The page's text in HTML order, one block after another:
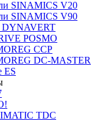
SINAMICS V20
SINAMICS V90
DYNAVERT
POSMO
CCP
DC-MASTER
ES
TDC